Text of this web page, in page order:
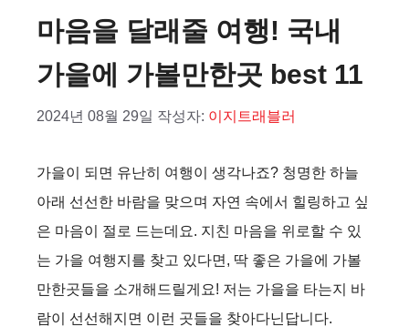
마음을 달래줄 여행! 국내
가을에 가볼만한곳 best 11
2024년 08월 29일 작성자: 이지트래블러
가을이 되면 유난히 여행이 생각나죠? 청명한 하늘
아래 선선한 바람을 맞으며 자연 속에서 힐링하고 싶
은 마음이 절로 드는데요. 지친 마음을 위로할 수 있
는 가을 여행지를 찾고 있다면, 딱 좋은 가을에 가볼
만한곳들을 소개해드릴게요! 저는 가을을 타는지 바
람이 선선해지면 이런 곳들을 찾아다닌답니다.